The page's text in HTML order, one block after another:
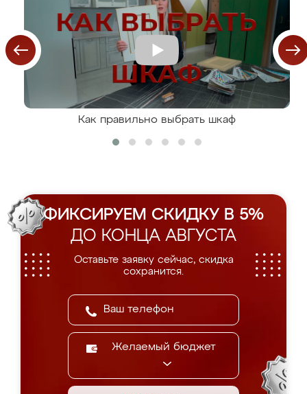
Как правильно выбрать шкаф
ФИКСИРУЕМ СКИДКУ В 5%
ДО КОНЦА АВГУСТА
Оставьте заявку сейчас, скидка
сохранится.
Желаемый бюджет